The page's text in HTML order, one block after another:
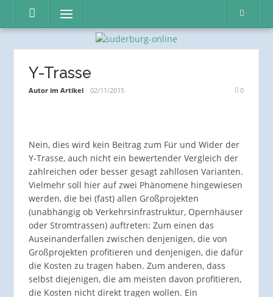
Inhalt
Menü
Y-Trasse
Autor im Artikel 02/11/2015 0
Nein, dies wird kein Beitrag zum Für und Wider der
Y-Trasse, auch nicht ein bewertender Vergleich der
zahlreichen oder besser gesagt zahllosen Varianten.
Vielmehr soll hier auf zwei Phänomene hingewiesen
werden, die bei (fast) allen Großprojekten
(unabhängig ob Verkehrsinfrastruktur, Opernhäuser
oder Stromtrassen) auftreten: Zum einen das
Auseinanderfallen zwischen denjenigen, die von
Großprojekten profitieren und denjenigen, die dafür
die Kosten zu tragen haben. Zum anderen, dass
selbst diejenigen, die am meisten davon profitieren,
die Kosten nicht direkt tragen wollen. Ein